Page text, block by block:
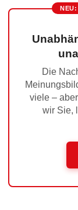
Die
viele –
wir Sie,